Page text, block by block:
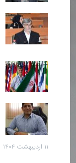
۱۱ اردیبهشت ۱۴۰۴